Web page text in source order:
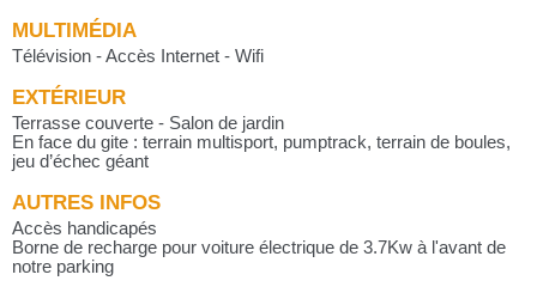
MULTIMÉDIA
Télévision - Accès Internet - Wifi
EXTÉRIEUR
Terrasse couverte - Salon de jardin
En face du gite : terrain multisport, pumptrack, terrain de boules,
jeu d’échec géant
AUTRES INFOS
Accès handicapés
Borne de recharge pour voiture électrique de 3.7Kw à l'avant de
notre parking